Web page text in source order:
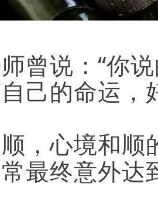
曾说：“你
己的命运，
，心境和顺
最终意外达